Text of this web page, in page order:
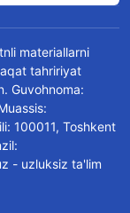
materiallarni
tahririyat
Guvohnoma:
100011, Toshkent
- uzluksiz ta'lim